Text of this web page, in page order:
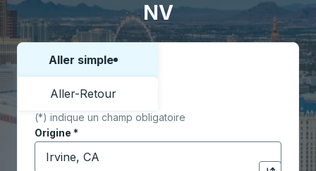
NV
Choisissez un sens ou un aller-retour:
Aller simple
Aller-Retour
(*) indique un champ obligatoire
Origine *
Commencez à saisir la ville d'origine pour ouvrir
Destination *